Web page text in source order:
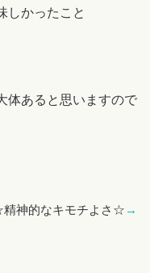
しかったこと
体あると思いますので
神的なキモチよさ☆ →